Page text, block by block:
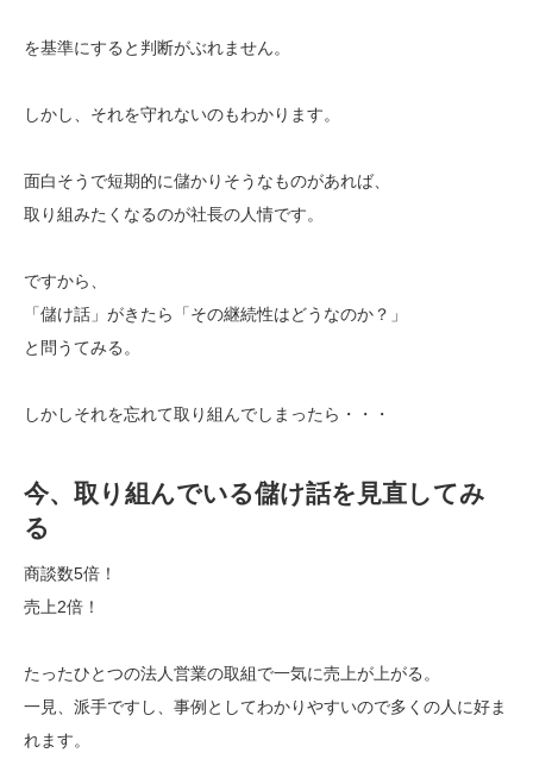
を基準にすると判断がぶれません。
しかし、それを守れないのもわかります。
面白そうで短期的に儲かりそうなものがあれば、
取り組みたくなるのが社長の人情です。
ですから、
「儲け話」がきたら「その継続性はどうなのか？」
と問うてみる。
しかしそれを忘れて取り組んでしまったら・・・
今、取り組んでいる儲け話を見直してみ
る
商談数5倍！
売上2倍！
たったひとつの法人営業の取組で一気に売上が上がる。
一見、派手ですし、事例としてわかりやすいので多くの人に好ま
れます。